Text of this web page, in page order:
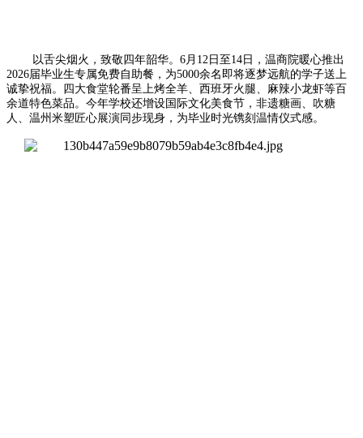
以舌尖烟火，致敬四年韶华。6月12日至14日，温商院暖心推出
2026届毕业生专属免费自助餐，为5000余名即将逐梦远航的学子送上
诚挚祝福。四大食堂轮番呈上烤全羊、西班牙火腿、麻辣小龙虾等百
余道特色菜品。今年学校还增设国际文化美食节，非遗糖画、吹糖
人、温州米塑匠心展演同步现身，为毕业时光镌刻温情仪式感。